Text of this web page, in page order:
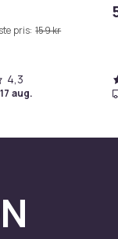
S55/S5/S60/S65/
pris: 159 kr
4,3
aug.